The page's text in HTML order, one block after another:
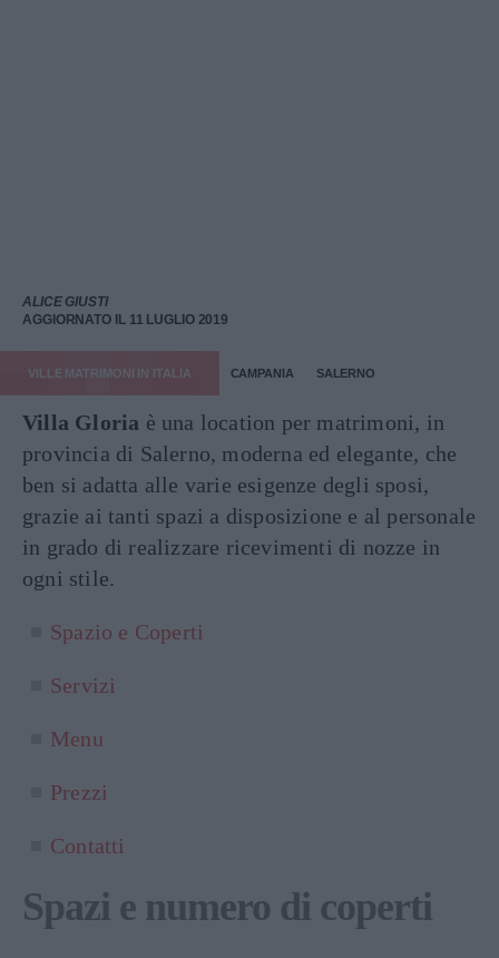
ALICE GIUSTI
AGGIORNATO IL 11 LUGLIO 2019
VILLE MATRIMONI IN ITALIA CAMPANIA SALERNO
Villa Gloria è una location per matrimoni, in
provincia di Salerno, moderna ed elegante, che
ben si adatta alle varie esigenze degli sposi,
grazie ai tanti spazi a disposizione e al personale
in grado di realizzare ricevimenti di nozze in
ogni stile.
Spazio e Coperti
Servizi
Menu
Prezzi
Contatti
Spazi e numero di coperti